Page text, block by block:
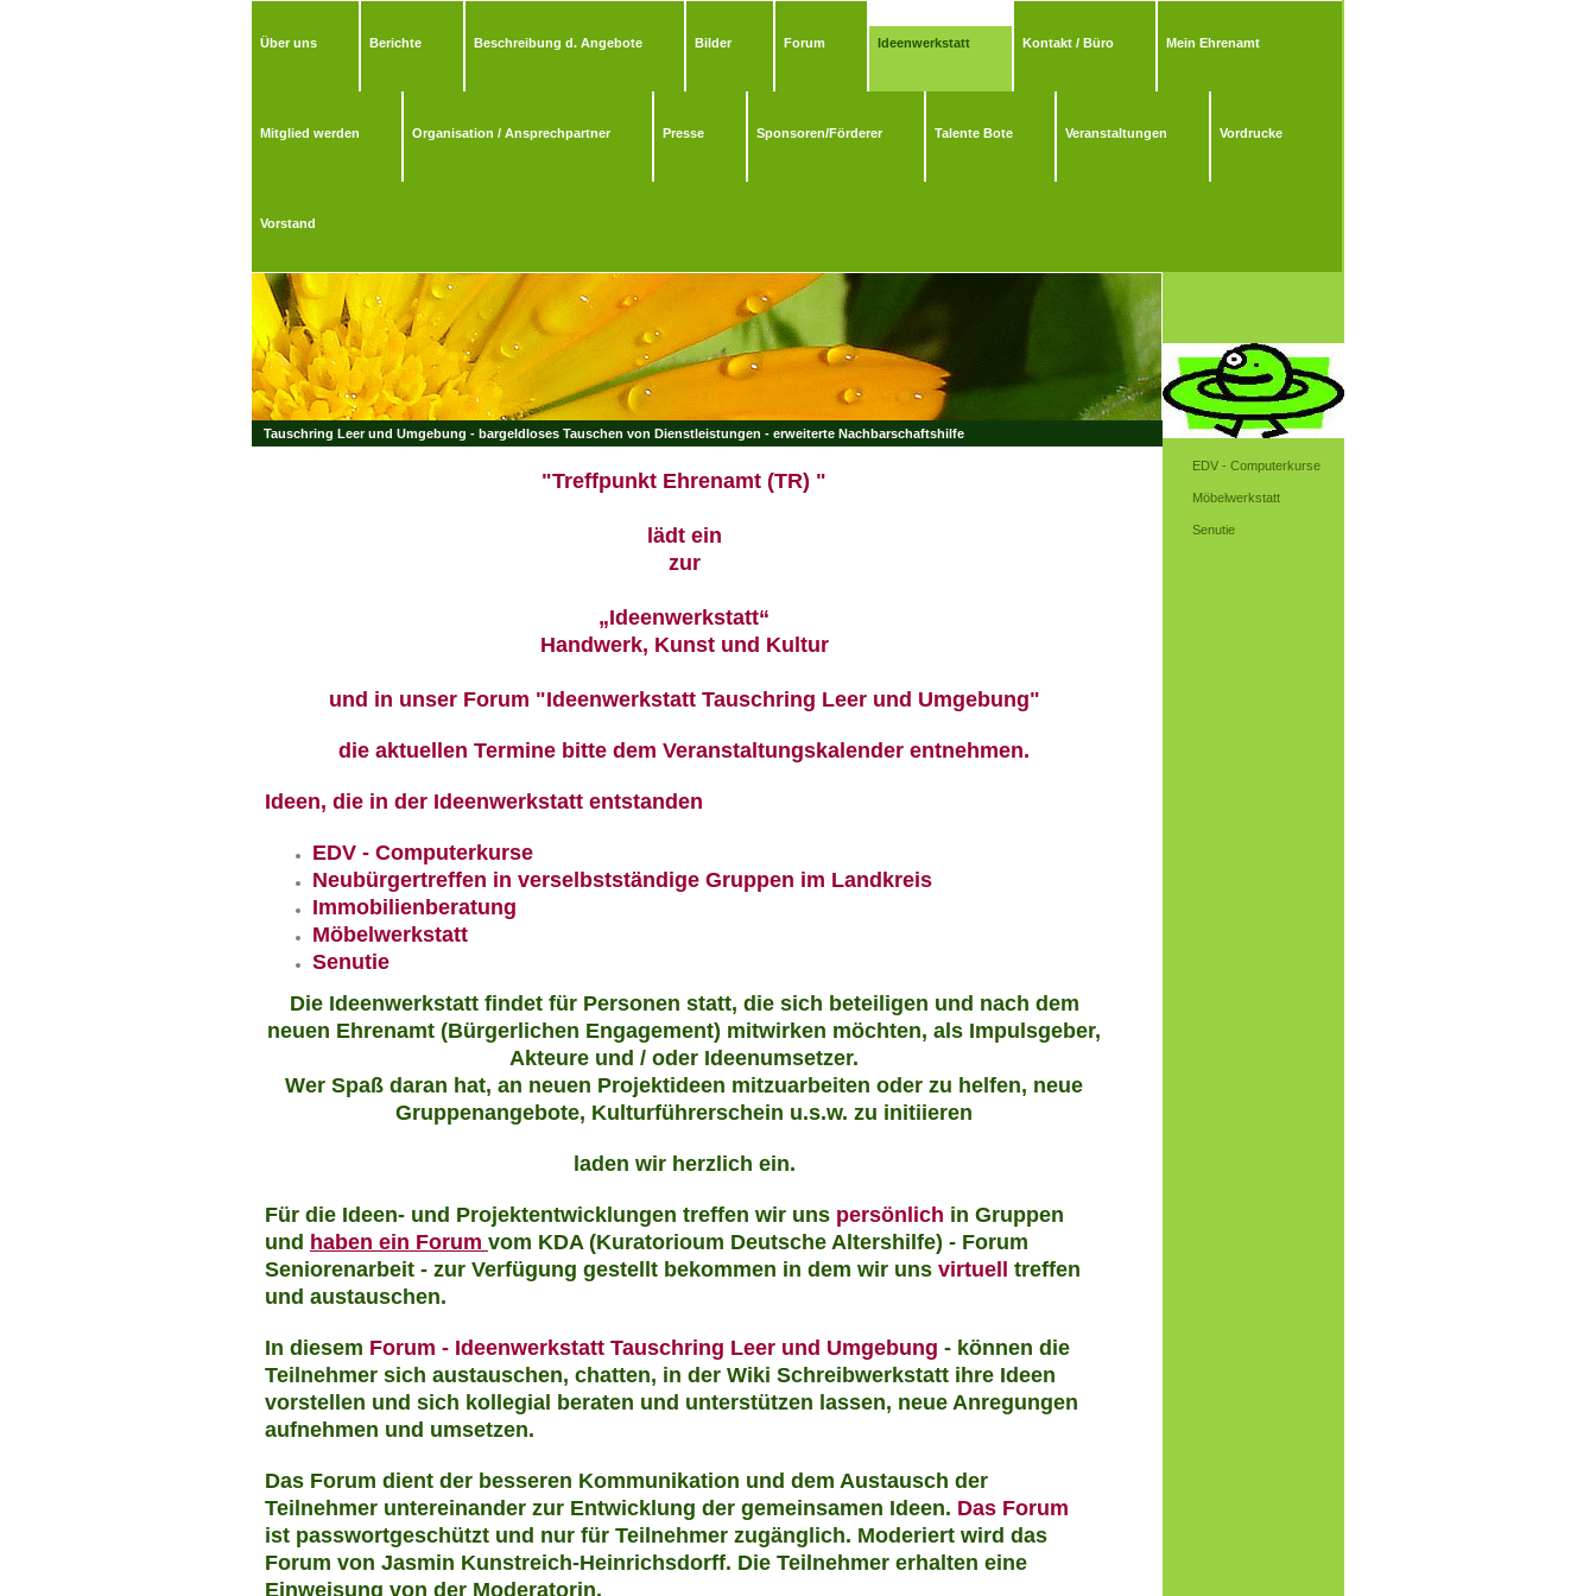
Über uns Berichte Beschreibung d. Angebote Bilder Forum Ideenwerkstatt Kontakt / Büro Mein Ehrenamt
Mitglied werden Organisation / Ansprechpartner Presse Sponsoren/Förderer Talente Bote Veranstaltungen Vordrucke
Vorstand
Tauschring Leer und Umgebung - bargeldloses Tauschen von Dienstleistungen - erweiterte Nachbarschaftshilfe
"Treffpunkt Ehrenamt (TR) "
lädt ein
zur
„Ideenwerkstatt“
Handwerk, Kunst und Kultur
und in unser Forum "Ideenwerkstatt Tauschring Leer und Umgebung"
die aktuellen Termine bitte dem Veranstaltungskalender entnehmen.
Ideen, die in der Ideenwerkstatt entstanden
EDV - Computerkurse
Neubürgertreffen in verselbstständige Gruppen im Landkreis
Immobilienberatung
Möbelwerkstatt
Senutie
Die Ideenwerkstatt findet für Personen statt, die sich beteiligen und nach dem
neuen Ehrenamt (Bürgerlichen Engagement) mitwirken möchten, als Impulsgeber,
Akteure und / oder Ideenumsetzer.
Wer Spaß daran hat, an neuen Projektideen mitzuarbeiten oder zu helfen, neue
Gruppenangebote, Kulturführerschein u.s.w. zu initiieren
laden wir herzlich ein.
Für die Ideen- und Projektentwicklungen treffen wir uns persönlich in Gruppen
und haben ein Forum vom KDA (Kuratorioum Deutsche Altershilfe) - Forum
Seniorenarbeit - zur Verfügung gestellt bekommen in dem wir uns virtuell
treffen
und austauschen.
In diesem Forum - Ideenwerkstatt Tauschring Leer und Umgebung - können die
Teilnehmer sich austauschen, chatten, in der Wiki Schreibwerkstatt ihre Ideen
vorstellen und sich kollegial beraten und unterstützen lassen, neue Anregungen
aufnehmen und umsetzen.
Das Forum dient der besseren Kommunikation und dem Austausch der
Teilnehmer untereinander zur Entwicklung der gemeinsamen Ideen. Das Forum
ist passwortgeschützt und nur für Teilnehmer zugänglich. Moderiert wird das
Forum von Jasmin Kunstreich-Heinrichsdorff. Die Teilnehmer erhalten eine
Einweisung von der Moderatorin.
EDV - Computerkurse
Möbelwerkstatt
Senutie